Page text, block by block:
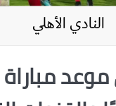
النادي الأهلي